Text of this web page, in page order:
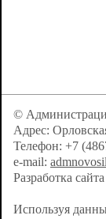
©
Адрес:
Телефон: +7
e-mail:
Разработка
Используя